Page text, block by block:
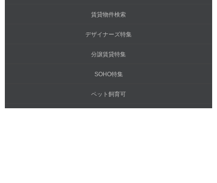
賃貸物件検索
デザイナーズ特集
分譲賃貸特集
SOHO特集
ペット飼育可